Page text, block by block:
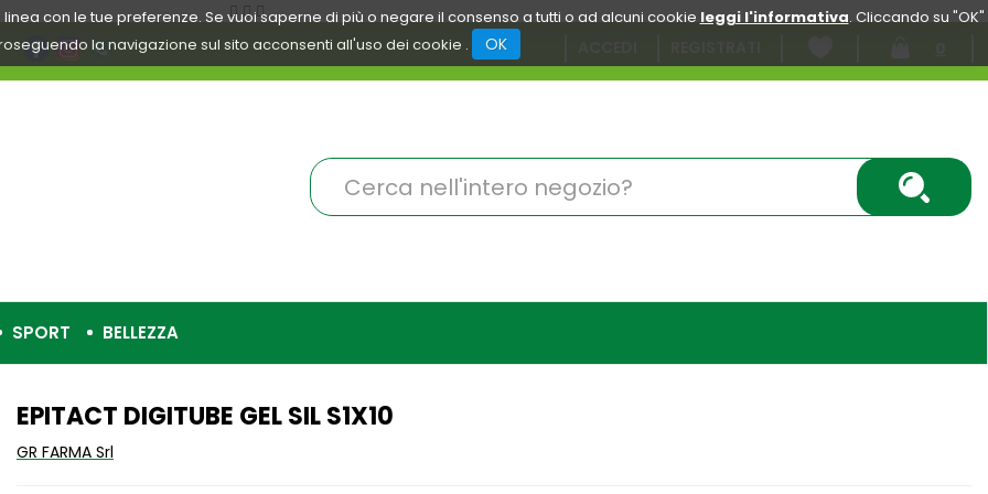
con le tue preferenze. Se vuoi saperne di più o negare il consenso a tutti o ad alcuni cookie leggi l'informativa. Cliccando su "OK"
la navigazione sul sito acconsenti all'uso dei cookie .
OK
Cerca
Prodotto
SPORT BELLEZZA
EPITACT DIGITUBE GEL SIL S1X10
GR FARMA Srl